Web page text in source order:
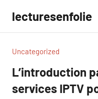
contenu
lecturesenfolie
Uncategorized
L’introduction
services IPTV